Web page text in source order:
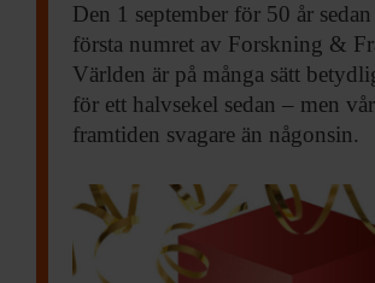
Den 1 september för 50 år
första numret av Forskning &
Världen är på många sätt
för ett halvsekel sedan – men
framtiden svagare än någonsin.